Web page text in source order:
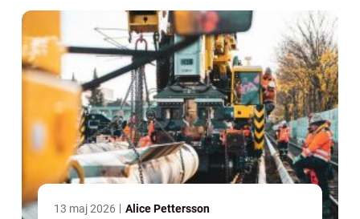
13 maj 2026 Alice Pettersson